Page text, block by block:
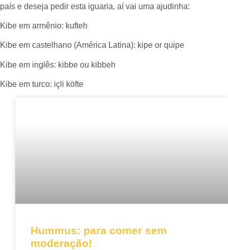
país e deseja pedir esta iguaria, aí vai uma ajudinha:
Kibe em armênio: kufteh
Kibe em castelhano (América Latina): kipe or quipe
Kibe em inglês: kibbe ou kibbeh
Kibe em turco: içli köfte
Hummus: para comer sem
moderação!